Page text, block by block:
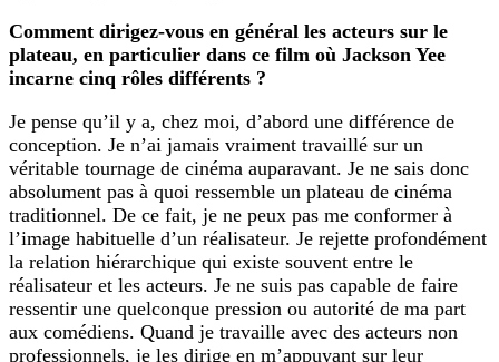
Comment dirigez-vous en général les acteurs sur le
plateau, en particulier dans ce film où Jackson Yee
incarne cinq rôles différents ?
Je pense qu’il y a, chez moi, d’abord une différence de
conception. Je n’ai jamais vraiment travaillé sur un
véritable tournage de cinéma auparavant. Je ne sais donc
absolument pas à quoi ressemble un plateau de cinéma
traditionnel. De ce fait, je ne peux pas me conformer à
l’image habituelle d’un réalisateur. Je rejette profondément
la relation hiérarchique qui existe souvent entre le
réalisateur et les acteurs. Je ne suis pas capable de faire
ressentir une quelconque pression ou autorité de ma part
aux comédiens. Quand je travaille avec des acteurs non
professionnels, je les dirige en m’appuyant sur leur